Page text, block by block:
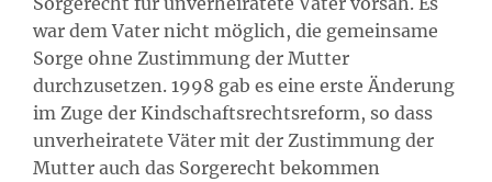
war dem Vater nicht möglich, die gemeinsame
Sorge ohne Zustimmung der Mutter
durchzusetzen. 1998 gab es eine erste Änderung
im Zuge der Kindschaftsrechtsreform, so dass
unverheiratete Väter mit der Zustimmung der
Mutter auch das Sorgerecht bekommen